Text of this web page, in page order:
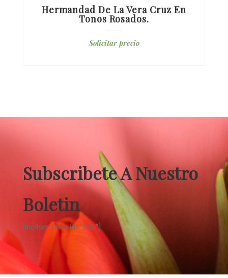
Hermandad De La Vera Cruz En
Tonos Rosados.
Solicitar precio
Subscribete A Nuestro
Boletin
[mc4wp_form id="185"]